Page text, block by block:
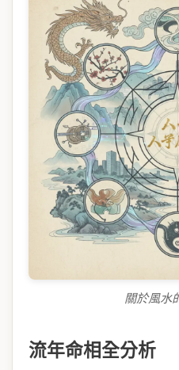
關於風水
流年命相全分析